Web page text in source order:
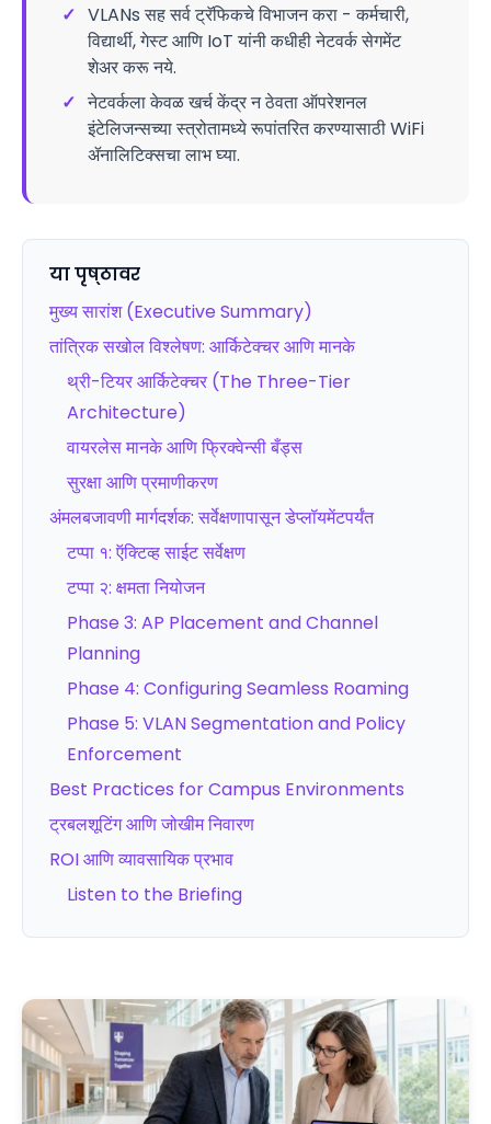
✓ VLANs सह सर्व ट्रॅफिकचे विभाजन करा - कर्मचारी,
विद्यार्थी, गेस्ट आणि IoT यांनी कधीही नेटवर्क सेगमेंट
शेअर करू नये.
✓ नेटवर्कला केवळ खर्च केंद्र न ठेवता ऑपरेशनल
इंटेलिजन्सच्या स्त्रोतामध्ये रूपांतरित करण्यासाठी WiFi
ॲनालिटिक्सचा लाभ घ्या.
या पृष्ठावर
मुख्य सारांश (Executive Summary)
तांत्रिक सखोल विश्लेषण: आर्किटेक्चर आणि मानके
थ्री-टियर आर्किटेक्चर (The Three-Tier
Architecture)
वायरलेस मानके आणि फ्रिक्वेन्सी बँड्स
सुरक्षा आणि प्रमाणीकरण
अंमलबजावणी मार्गदर्शक: सर्वेक्षणापासून डेप्लॉयमेंटपर्यंत
टप्पा १: ऍक्टिव्ह साईट सर्वेक्षण
टप्पा २: क्षमता नियोजन
Phase 3: AP Placement and Channel
Planning
Phase 4: Configuring Seamless Roaming
Phase 5: VLAN Segmentation and Policy
Enforcement
Best Practices for Campus Environments
ट्रबलशूटिंग आणि जोखीम निवारण
ROI आणि व्यावसायिक प्रभाव
Listen to the Briefing